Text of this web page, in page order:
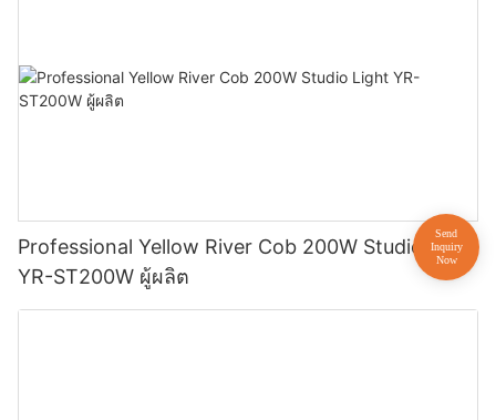
Professional Yellow River Cob 200W Studio Light
YR-ST200W ผู้ผลิต